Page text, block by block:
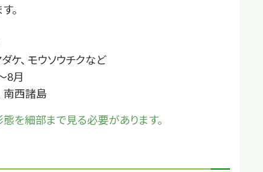
。
ケ、 モウソウチクなど
8月
南西諸島
態を細部まで見る必要があります。